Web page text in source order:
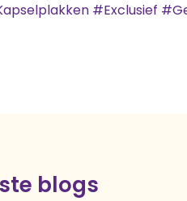
#Exclusief
blogs